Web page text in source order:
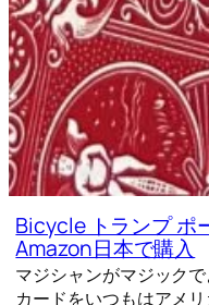
Bicycle トランプ ポ
Amazon日本で購入
マジシャンがマジック
カードをいつもはアメ